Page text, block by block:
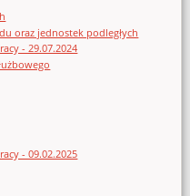
oraz jednostek podległych
- 29.07.2024
- 09.02.2025